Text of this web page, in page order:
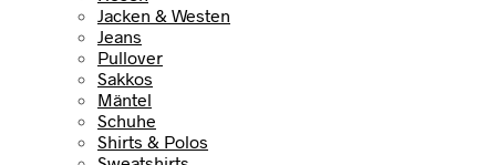
Jacken & Westen
Jeans
Pullover
Sakkos
Mäntel
Schuhe
Shirts & Polos